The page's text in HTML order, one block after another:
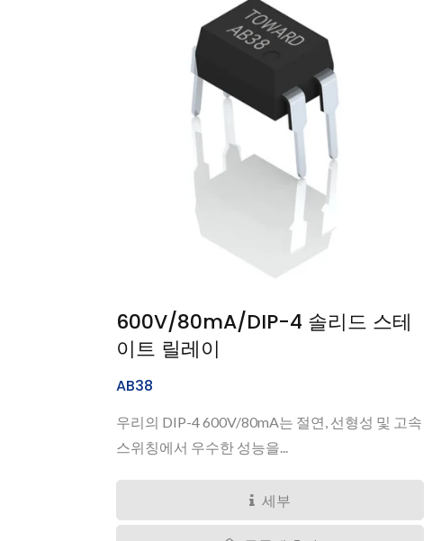
600V/80mA/DIP-4 솔리드 스테
이트 릴레이
AB38
우리의 DIP-4 600V/80mA는 절연, 선형성 및 고속
스위칭에서 우수한 성능을...
세부